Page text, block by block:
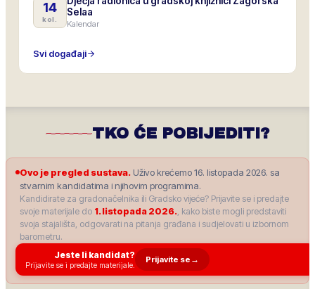
14
kol.
Selaa
Kalendar
Svi događaji
TKO ĆE POBIJEDITI?
Ovo je pregled sustava. Uživo krećemo 16. listopada 2026. sa
stvarnim kandidatima i njihovim programima.
Kandidirate za gradonačelnika ili Gradsko vijeće? Prijavite se i predajte
svoje materijale do 1. listopada 2026., kako biste mogli predstaviti
svoja stajališta, odgovarati na pitanja građana i sudjelovati u izbornom
barometru.
Jeste li kandidat?
Prijavite se i predajte materijale.
Prijavite se →